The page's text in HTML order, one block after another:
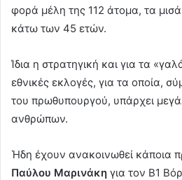
φορά μέλη της 112 άτομα, τα
κάτω των 45 ετών.
Ίδια η στρατηγική και για τα
εθνικές εκλογές, για τα οποία,
του πρωθυπουργού, υπάρχει
ανθρώπων.
Ήδη έχουν ανακοινωθεί κάποια
Παύλου Μαρινάκη για τον Β1